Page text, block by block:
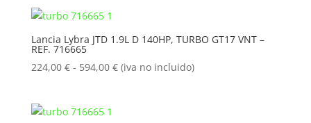
Lancia Lybra JTD 1.9L D 140HP, TURBO GT17 VNT –
REF. 716665
224,00 € - 594,00 €Rango
(iva no incluido)